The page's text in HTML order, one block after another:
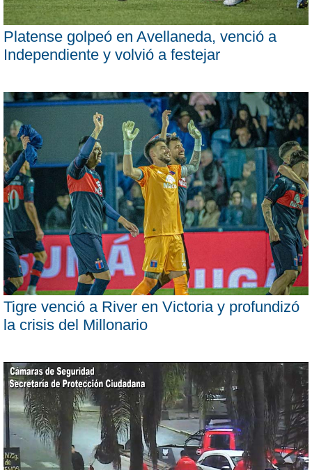
Platense golpeó en Avellaneda, venció a
Independiente y volvió a festejar
Tigre venció a River en Victoria y profundizó
la crisis del Millonario